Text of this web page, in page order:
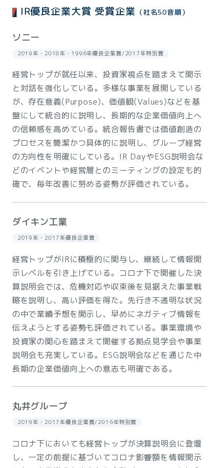
IR優良企業大賞 受賞企業 （社名50音順）
ソニー
2019年・2018年・1996年優良企業賞/2017年特別賞
経営トップが就任以来、投資家視点を踏まえて開示
と対話を強化している。多様な事業を展開している
が、存在意義(Purpose)、価値観(Values)などを基
盤にして統合的に説明し、長期的な企業価値向上へ
の信頼感を高めている。統合報告書では価値創造の
プロセスを簡潔かつ具体的に説明し、グループ経営
の方向性を明確にしている。IR DayやESG説明会な
どのイベントや経営層とのミーティングの設定も的
確で、毎年改善に努める姿勢が評価されている。
ダイキン工業
2019年・2017年優良企業賞
経営トップがIRに積極的に関与し、継続して情報開
示レベルを引き上げている。コロナ下で開催した決
算説明会では、危機対応や収束後を見据えた事業戦
略を説明し、高い評価を得た。先行き不透明な状況
の中で業績予想を開示し、早めにネガティブ情報を
伝えようとする姿勢も評価されている。事業環境や
投資家の関心を踏まえて開催する拠点見学会や事業
説明会も充実している。ESG説明会などを通じた中
長期の企業価値向上への意志も明確である。
丸井グループ
2019年・2017年優良企業賞/2016年特別賞
コロナ下においても経営トップが決算説明会に登壇
し、一定の前提に基づいてコロナ影響額を情報開示